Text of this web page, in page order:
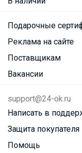
Подарочные
Реклама на сайте
Поставщикам
Вакансии
support@24-ok.ru
Написать в
Защита покупателя
Помощь